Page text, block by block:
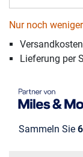
Nur noch
Lieferung per
Sammeln Sie